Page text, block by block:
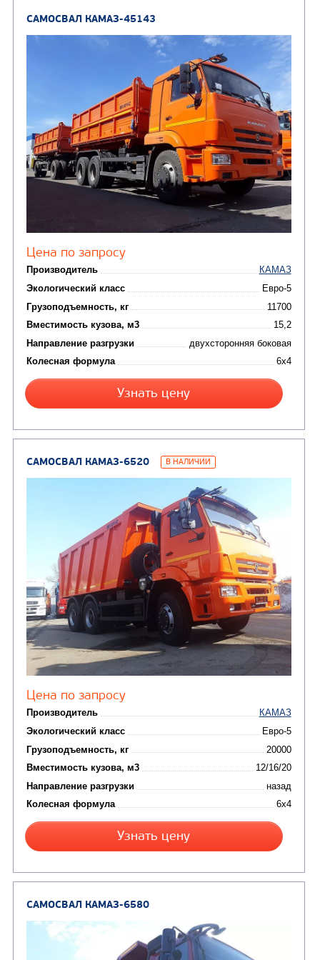
АВТОБУСЫ
АВТОЦИСТЕРНЫ
Автотопливозаправщики
CHAMELEON (г. Егорьевск)(8)
Молоковозы, водовозы(7)
Автогудронаторы(8)
КОММУНАЛЬНАЯ
ТЕХНИКА
Комбинированные
машины (18)
Вакуумные машины
Илососные машины
Каналопромывочные
Комбинированные
Мусоровозы(24)
САМОСВАЛ КАМАЗ-45143
Цена по запросу
Производитель
Экологический класс
Грузоподъемность, кг
Вместимость кузова, м3
Направление разгрузки
Колесная формула
Узнать цену
САМОСВАЛ КАМАЗ-6520